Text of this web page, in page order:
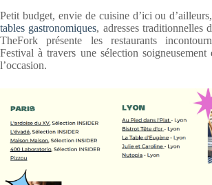
Petit budget, envie de cuisine d’ici ou
tables gastronomiques, adresses traditionnelles
TheFork présente les restaurants
Festival à travers une sélection soigneusement
l’occasion.